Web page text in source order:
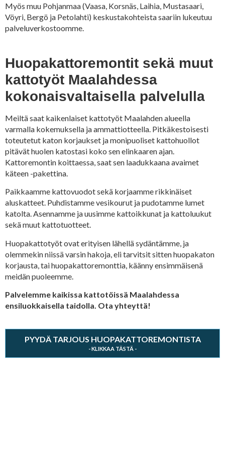
Myös muu Pohjanmaa (Vaasa, Korsnäs, Laihia, Mustasaari,
Vöyri, Bergö ja Petolahti) keskustakohteista saariin lukeutuu
palveluverkostoomme.
Huopakattoremontit sekä muut
kattotyöt Maalahdessa
kokonaisvaltaisella palvelulla
Meiltä saat kaikenlaiset kattotyöt Maalahden alueella
varmalla kokemuksella ja ammattiotteella. Pitkäkestoisesti
toteutetut katon korjaukset ja monipuoliset kattohuollot
pitävät huolen katostasi koko sen elinkaaren ajan.
Kattoremontin koittaessa, saat sen laadukkaana avaimet
käteen -pakettina.
Paikkaamme kattovuodot sekä korjaamme rikkinäiset
aluskatteet. Puhdistamme vesikourut ja pudotamme lumet
katolta. Asennamme ja uusimme kattoikkunat ja kattoluukut
sekä muut kattotuotteet.
Huopakattotyöt ovat erityisen lähellä sydäntämme, ja
olemmekin niissä varsin hakoja, eli tarvitsit sitten huopakaton
korjausta, tai huopakattoremonttia, käänny ensimmäisenä
meidän puoleemme.
Palvelemme kaikissa kattotöissä Maalahdessa
ensiluokkaisella taidolla. Ota yhteyttä!
PYYDÄ TARJOUS HUOPAKATTOREMONTISTA